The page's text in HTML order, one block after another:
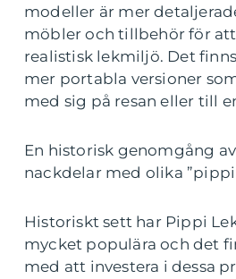
modeller är mer
möbler och tillbehör för
realistisk lekmiljö. Det
mer portabla versioner
med sig på resan eller till
En historisk genomgång
nackdelar med olika ”pippi
Historiskt sett har Pippi
mycket populära och det
med att investera i dessa